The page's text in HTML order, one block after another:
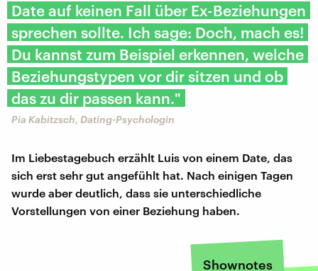
Date auf keinen Fall über Ex-Beziehungen
sprechen sollte. Ich sage: Doch, mach es!
Du kannst zum Beispiel erkennen, welche
Beziehungstypen vor dir sitzen und ob
das zu dir passen kann."
Pia Kabitzsch, Dating-Psychologin
Im Liebestagebuch erzählt Luis von einem Date, das
sich erst sehr gut angefühlt hat. Nach einigen Tagen
wurde aber deutlich, dass sie unterschiedliche
Vorstellungen von einer Beziehung haben.
Shownotes